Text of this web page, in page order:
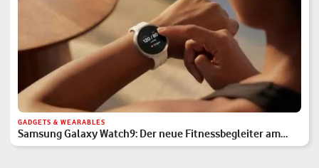
GADGETS & WEARABLES
Samsung Galaxy Watch9: Der neue Fitnessbegleiter am
Handgelenk